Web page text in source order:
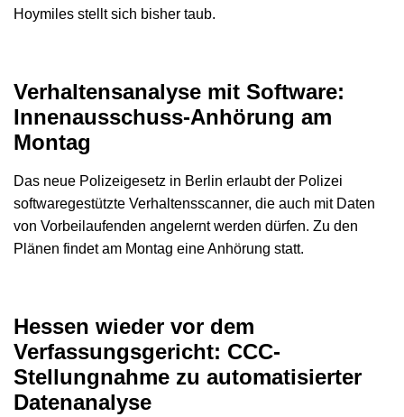
Hoymiles stellt sich bisher taub.
Verhaltensanalyse mit Software:
Innenausschuss-Anhörung am
Montag
Das neue Polizeigesetz in Berlin erlaubt der Polizei
softwaregestützte Verhaltensscanner, die auch mit Daten
von Vorbeilaufenden angelernt werden dürfen. Zu den
Plänen findet am Montag eine Anhörung statt.
Hessen wieder vor dem
Verfassungsgericht: CCC-
Stellungnahme zu automatisierter
Datenanalyse